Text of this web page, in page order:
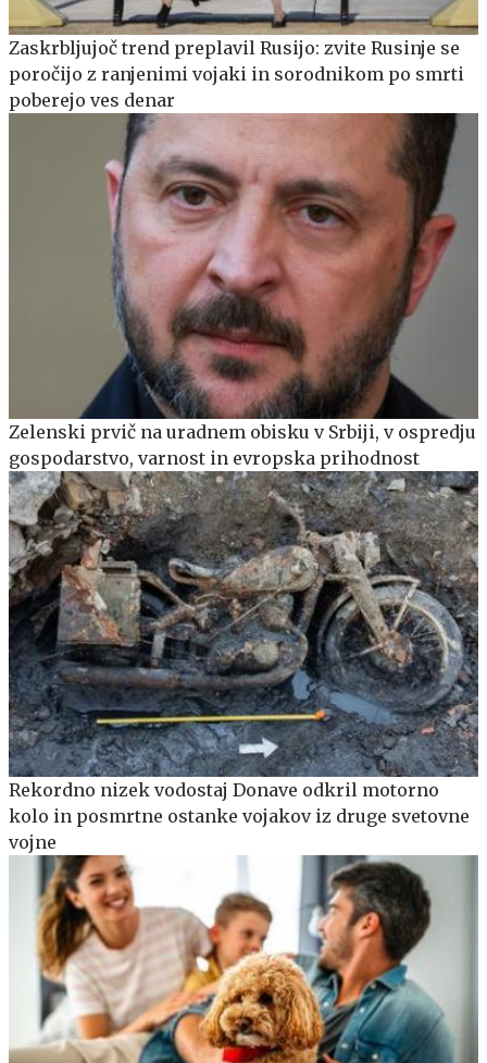
Zaskrbljujoč trend preplavil Rusijo: zvite Rusinje se
poročijo z ranjenimi vojaki in sorodnikom po smrti
poberejo ves denar
Zelenski prvič na uradnem obisku v Srbiji, v ospredju
gospodarstvo, varnost in evropska prihodnost
Rekordno nizek vodostaj Donave odkril motorno
kolo in posmrtne ostanke vojakov iz druge svetovne
vojne